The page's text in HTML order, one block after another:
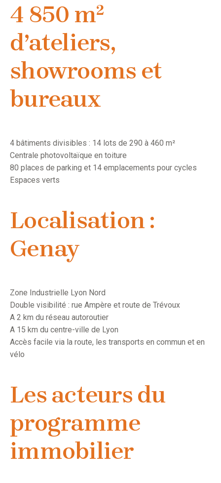
4 850 m²
d’ateliers,
showrooms et
bureaux
4 bâtiments divisibles : 14 lots de 290 à 460 m²
Centrale photovoltaïque en toiture
80 places de parking et 14 emplacements pour cycles
Espaces verts
Localisation :
Genay
Zone Industrielle Lyon Nord
Double visibilité : rue Ampère et route de Trévoux
A 2 km du réseau autoroutier
A 15 km du centre-ville de Lyon
Accès facile via la route, les transports en commun et en
vélo
Les acteurs du
programme
immobilier